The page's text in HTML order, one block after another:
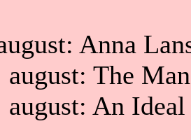
Anna
august: The
august: An